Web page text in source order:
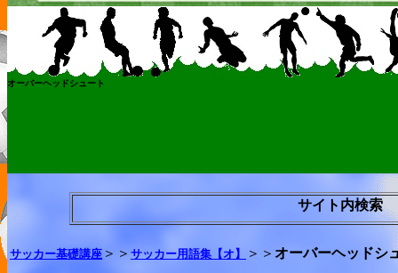
オーバーヘッドシュート
サイト内検索
サッカー基礎講座 ＞＞ サッカー用語集【オ】 ＞＞ オーバーヘッドシ